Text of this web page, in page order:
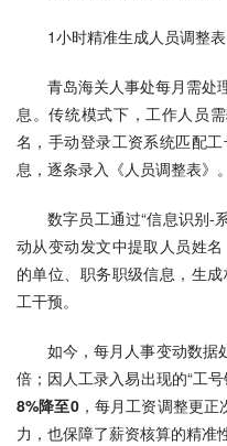
1小时精准生成人员调整表
青岛海关人事处每月需处
息。传统模式下，工作人员需
名，手动登录工资系统匹配
息，逐条录入《人员调整表》。
数字员工通过“信息识别-
动从变动发文中提取人员姓
的单位、职务职级信息，生
工干预。
如今，每月人事变动数据
倍；因人工录入易出现的“工
8%降至0，每月工资调整更正
力，也保障了薪资核算的精准